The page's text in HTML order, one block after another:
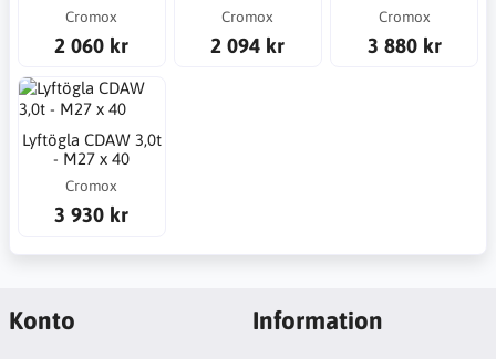
Cromox
2 060 kr
Cromox
2 094 kr
Cromox
3 880 kr
Lyftögla CDAW 3,0t
- M27 x 40
Cromox
3 930 kr
Konto Information